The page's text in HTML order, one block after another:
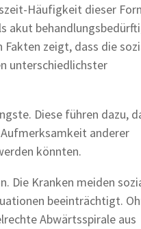
Häufigkeit dieser
akut
zeigt, dass die
unterschiedlichster
Diese führen dazu,
anderer
könnten.
Die Kranken meiden
beeinträchtigt.
Abwärtsspirale aus